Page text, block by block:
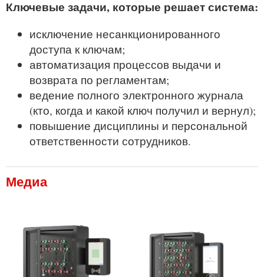
Ключевые задачи, которые решает система:
исключение несанкционированного
доступа к ключам;
автоматизация процессов выдачи и
возврата по регламентам;
ведение полного электронного журнала
(кто, когда и какой ключ получил и вернул);
повышение дисциплины и персональной
ответственности сотрудников.
Медиа